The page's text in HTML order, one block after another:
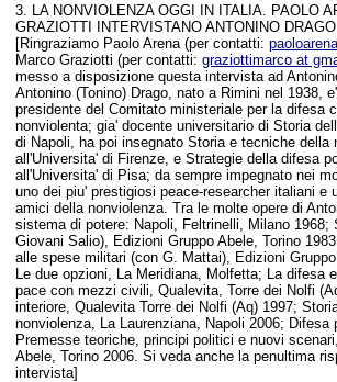
3. LA NONVIOLENZA OGGI IN ITALIA. PAOLO
GRAZIOTTI INTERVISTANO ANTONINO DRAGO
[Ringraziamo Paolo Arena (per contatti:
Marco Graziotti (per contatti: graziottimarco at
messo a disposizione questa intervista ad
Antonino (Tonino) Drago, nato a Rimini nel 1938,
presidente del Comitato ministeriale per la difesa
nonviolenta; gia' docente universitario di Storia
di Napoli, ha poi insegnato Storia e tecniche della
all'Universita' di Firenze, e Strategie della difesa
all'Universita' di Pisa; da sempre impegnato nei
uno dei piu' prestigiosi peace-researcher italiani e
amici della nonviolenza. Tra le molte opere di
sistema di potere: Napoli, Feltrinelli, Milano 1968;
Giovani Salio), Edizioni Gruppo Abele, Torino
alle spese militari (con G. Mattai), Edizioni
Le due opzioni, La Meridiana, Molfetta; La difesa
pace con mezzi civili, Qualevita, Torre dei Nolfi
interiore, Qualevita Torre dei Nolfi (Aq) 1997;
nonviolenza, La Laurenziana, Napoli 2006; Difesa
Premesse teoriche, principi politici e nuovi
Abele, Torino 2006. Si veda anche la penultima
intervista]